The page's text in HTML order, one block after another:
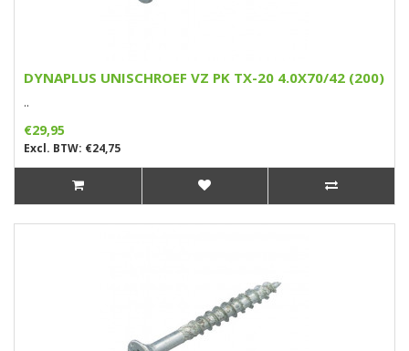
DYNAPLUS UNISCHROEF VZ PK TX-20 4.0X70/42 (200)
..
€29,95
Excl. BTW: €24,75